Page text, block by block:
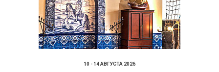
10 - 14 АВГУСТА 2026